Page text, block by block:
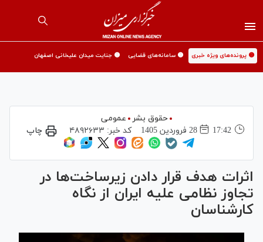
🟡 پرونده‌های ویژه خبری 🟡 سامانه‌های قضایی 🟡 جنایت میدان علیخانی اصفهان
حقوق بشر
عمومی
17:42
28 فروردين 1405 کد خبر: ۴۸۹۲۶۳۳ چاپ
اثرات هدف قرار دادن زیرساخت‌ها در
تجاوز نظامی علیه ایران از نگاه
کارشناسان